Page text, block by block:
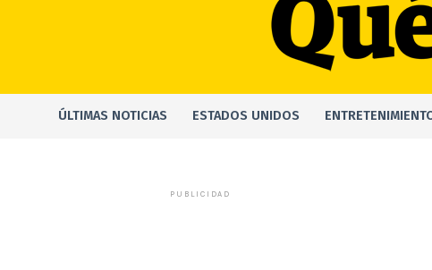
ÚLTIMAS NOTICIAS ESTADOS UNIDOS
PUBLICIDAD